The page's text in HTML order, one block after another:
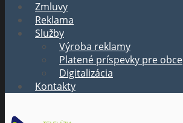
Zmluvy
Reklama
Služby
Výroba reklamy
Platené príspevky pre obce
Digitalizácia
Kontakty